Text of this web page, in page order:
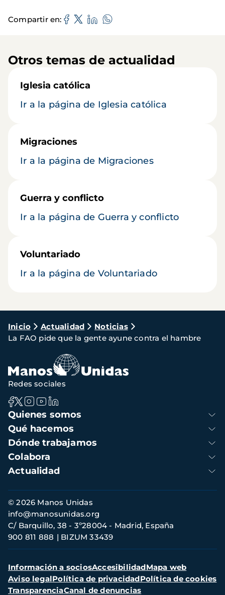
Compartir en
Otros temas de actualidad
Iglesia católica
Ir a la página de Iglesia católica
Migraciones
Ir a la página de Migraciones
Guerra y conflicto
Ir a la página de Guerra y conflicto
Voluntariado
Ir a la página de Voluntariado
Ruta
de
navegación
Inicio Actualidad
Noticias
La FAO pide que la gente ayune contra el hambre
Navegación
principal
Quienes somos
Qué hacemos
Dónde trabajamos
Colabora
Actualidad
Redes sociales
Información
de
contacto
© 2026 Manos Unidas
C/ Barquillo, 38 - 3º28004 - Madrid, España
900 811 888
BIZUM 33439
info@manosunidas.org
Menú
secundario
Información a sociosAccesibilidadMapa web
Aviso legalPolítica de privacidadPolítica de cookies
TransparenciaCanal de denuncias